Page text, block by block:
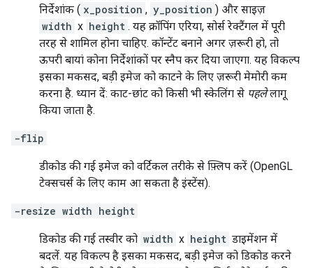
निर्देशांक ( x_position , y_position ) और साइज़
width x height . यह क्रॉपिंग एरिया, सोर्स रेक्टैंगल में पूरी
तरह से शामिल होना चाहिए. कॉन्टेंट बनाने अगर ज़रूरी हो, तो
ऊपरी बायां कोना निर्देशांकों पर स्नैप कर दिया जाएगा. यह विकल्प
इसका मकसद, बड़ी इमेज को काटने के लिए ज़रूरी मेमोरी कम
करना है. ध्यान दें: काट-छांट को किसी भी स्केलिंग से पहलेलागू
किया जाता है.
-flip
डीकोड की गई इमेज को वर्टिकल तरीके से फ़्लिप करें (OpenGL
टेक्सचर्स के लिए काम आ सकता है इंस्टेंस).
-resize width height
डिकोड की गई तस्वीर को width x height डाइमेंशन में
बदलें. यह विकल्प है इसका मकसद, बड़ी इमेज को डिकोड करने